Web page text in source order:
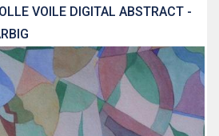
VOILE DIGITAL ABSTRACT -